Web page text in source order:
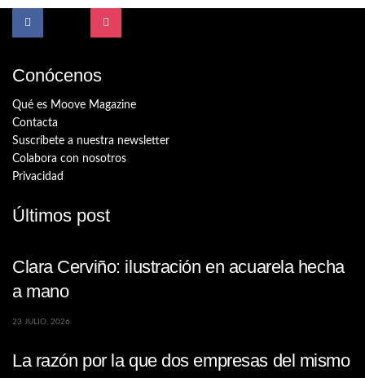
Conócenos
Qué es Moove Magazine
Contacta
Suscríbete a nuestra newsletter
Colabora con nosotros
Privacidad
Últimos post
Clara Cerviño: ilustración en acuarela hecha
a mano
23 JULIO, 2026
La razón por la que dos empresas del mismo